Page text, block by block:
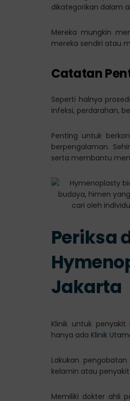
dikategorikan dalam
Mereka mungkin
mereka sendiri atau
Catatan
Seperti halnya
infeksi, perdarahan,
Penting untuk
berpengalaman.
serta membantu
Periksa
Jakarta
Klinik untuk
hanya ada Klinik
Lakukan
kelamin atau
Memiliki dokter ahli